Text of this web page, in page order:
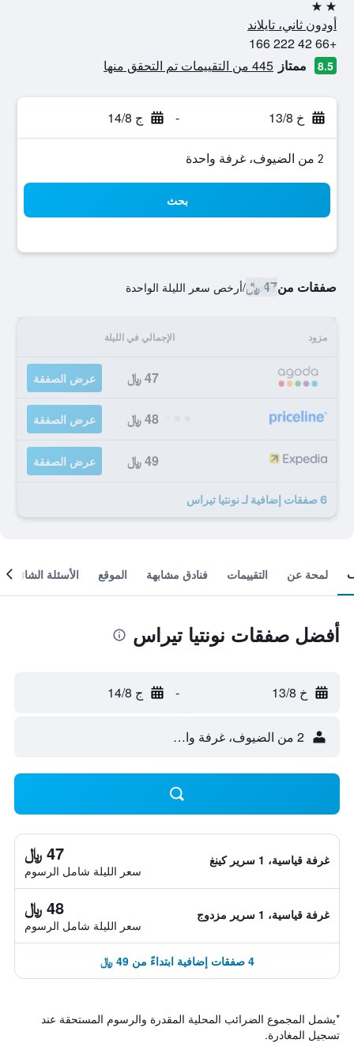
2 نجمتين
أودون ثاني، تايلاند
+66 42 222 166
8.5 ممتاز 445 من التقييمات تم التحقق منها
خ 13/8 - ج 14/8
2 من الضيوف، غرفة واحدة
بحث
صفقات من47 ﷼ /أرخص سعر الليلة الواحدة
مزود الإجمالي في الليلة
47 ﷼ عرض الصفقة
48 ﷼ عرض الصفقة
49 ﷼ عرض الصفقة
6 صفقات إضافية لـ نونتيا تيراس
لمحة عن التقييمات فنادق مشابهة الموقع الأسئلة الشائعة
أفضل صفقات نونتيا تيراس
خ 13/8 - ج 14/8
2 من الضيوف، غرفة واحدة
غرفة قياسية، 1 سرير كينغ 47 ﷼
سعر الليلة شامل الرسوم
غرفة قياسية، 1 سرير مزدوج 48 ﷼
سعر الليلة شامل الرسوم
4 صفقات إضافية ابتداءً من 49 ﷼
*يشمل المجموع الضرائب المحلية المقدرة والرسوم المستحقة عند
تسجيل المغادرة.